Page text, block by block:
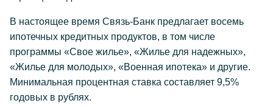
В настоящее время Связь-Банк предлагает восемь
ипотечных кредитных продуктов, в том числе
программы «Свое жилье», «Жилье для надежных»,
«Жилье для молодых», «Военная ипотека» и другие.
Минимальная процентная ставка составляет 9,5%
годовых в рублях.